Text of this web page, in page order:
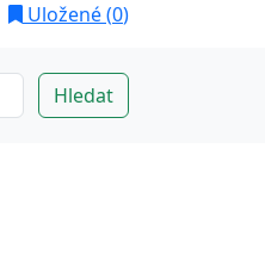
Uložené (0)